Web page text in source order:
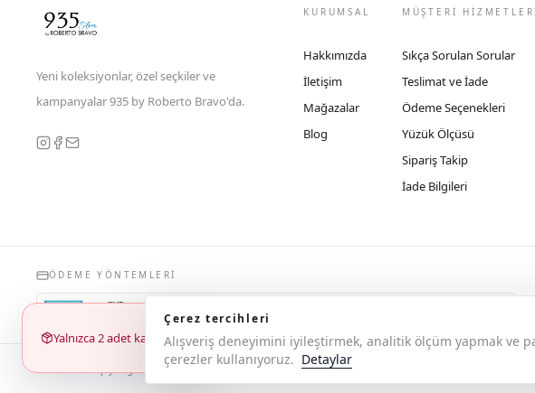
Yalnızca 2 adet kaldı
Yeni koleksiyonlar, özel seçkiler ve
kampanyalar 935 by Roberto Bravo'da.
KURUMSAL
Hakkımızda
İletişim
Mağazalar
Blog
MÜŞTERİ
Sıkça Sorulan Sorular
Teslimat ve İade
Ödeme Seçenekleri
Yüzük Ölçüsü
Sipariş Takip
İade Bilgileri
ÖDEME YÖNTEMLERI
© 2026 Copyright 935 by Roberto Bravo
Çerez tercihleri
Alışveriş deneyimini iyileştirmek, analitik ölçüm yapmak ve
çerezler kullanıyoruz. Detaylar